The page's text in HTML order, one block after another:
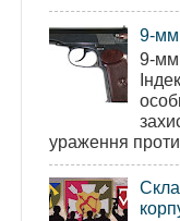
9-мм
9-мм
ураження